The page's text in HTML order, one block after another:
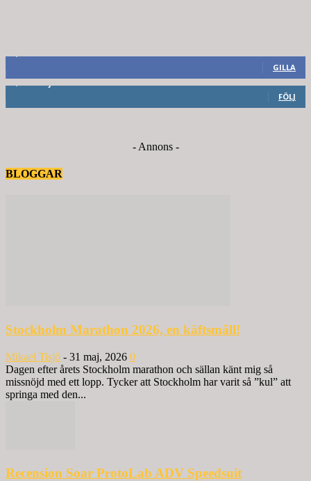
GILLA
FÖLJ
- Annons -
BLOGGAR
Stockholm Marathon 2026, en käftsmäll!
Mikael Tisjö - 31 maj, 2026 0
Dagen efter årets Stockholm marathon och sällan känt mig så
missnöjd med ett lopp. Tycker att Stockholm har varit så ”kul” att
springa med den...
Recension Soar ProtoLab ADV Speedsuit